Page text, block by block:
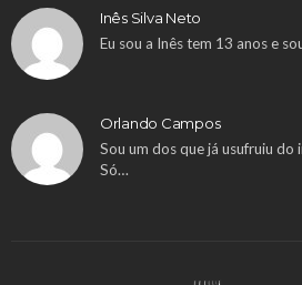
Inês Silva Neto
Eu sou a Inês tem 13 anos e
Orlando Campos
Sou um dos que já usufruiu
Só…